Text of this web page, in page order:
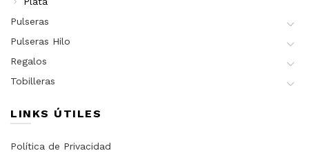
Pulseras
Pulseras Hilo
Regalos
Tobilleras
LINKS ÚTILES
Política de Privacidad